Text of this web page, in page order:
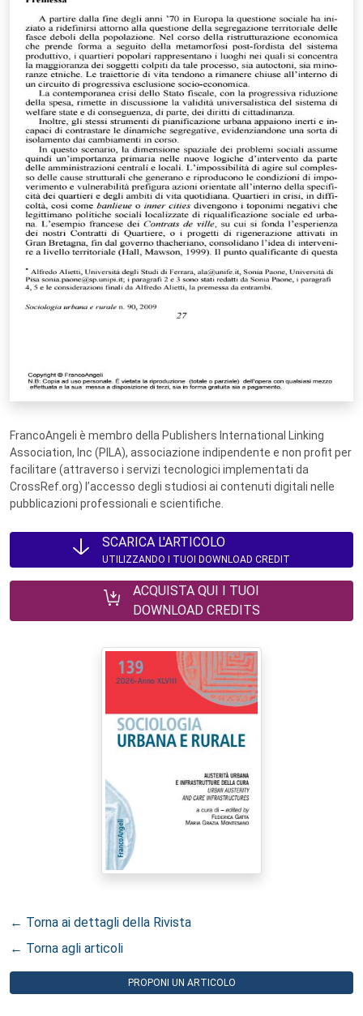
FrancoAngeli è membro della Publishers International Linking
Association, Inc (PILA), associazione indipendente e non profit per
facilitare (attraverso i servizi tecnologici implementati da
CrossRef.org) l’accesso degli studiosi ai contenuti digitali nelle
pubblicazioni professionali e scientifiche.
SCARICA L'ARTICOLO
UTILIZZANDO I TUOI DOWNLOAD CREDIT
ACQUISTA QUI I TUOI
DOWNLOAD CREDITS
← Torna ai dettagli della Rivista
← Torna agli articoli
PROPONI UN ARTICOLO